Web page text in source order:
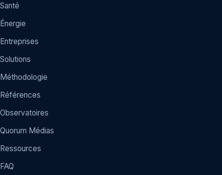
Santé
Énergie
Entreprises
Solutions
Méthodologie
Références
Observatoires
Quorum Médias
Ressources
FAQ